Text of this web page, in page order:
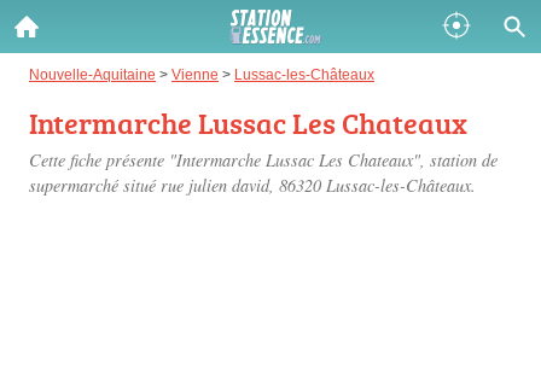
Nouvelle-Aquitaine > Vienne > Lussac-les-Châteaux
Intermarche Lussac Les Chateaux
Cette fiche présente "Intermarche Lussac Les Chateaux", station de
supermarché situé rue julien david, 86320 Lussac-les-Châteaux.
Gazole :
Disponible Épuisé
SP 98 :